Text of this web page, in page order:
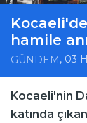
hamile
GÜNDEM , 03
Kocaeli'nin
katında